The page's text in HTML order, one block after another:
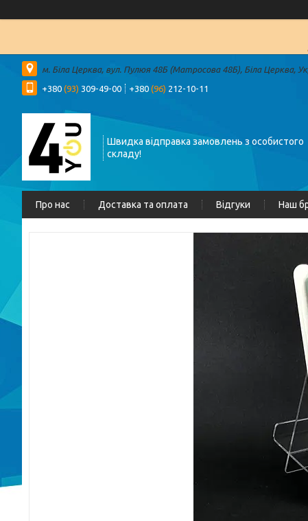
м. Біла Церква, вул. Пулюя 48Б (Матросова 48Б), Біла Церква,
+380 (93) 309-49-00 +380 (96) 212-10-11
Швидка відправка замовлень з особистого
складу!
Про нас Доставка та оплата Відгуки Наш